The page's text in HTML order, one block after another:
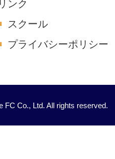
リンク
スクール
プライバシーポリシー
FC Co., Ltd. All rights reserved.